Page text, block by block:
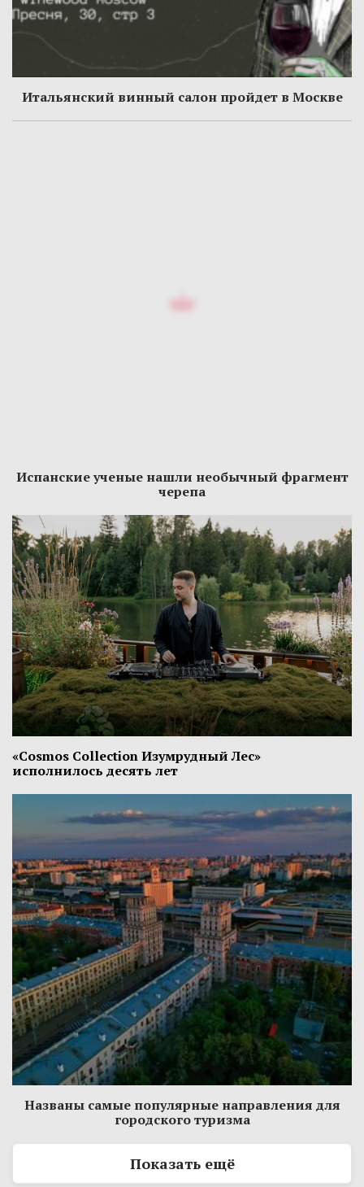
Итальянский винный салон пройдет в Москве
Испанские ученые нашли необычный фрагмент
черепа
«Cosmos Collection Изумрудный Лес»
исполнилось десять лет
Названы самые популярные направления для
городского туризма
Показать ещё